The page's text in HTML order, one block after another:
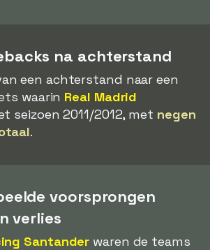
na achterstand
een achterstand naar een
waarin Real Madrid
seizoen 2011/2012, met negen
.
voorsprongen
verlies
Santander waren de teams